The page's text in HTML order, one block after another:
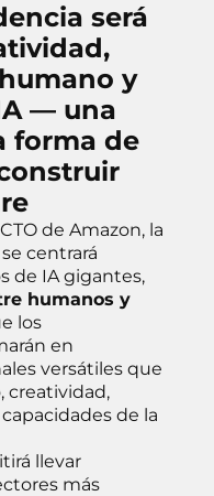
será
y
— una
forma de
de Amazon, la
centrará
de IA gigantes,
humanos y
los
en
versátiles que
creatividad,
de la
llevar
más